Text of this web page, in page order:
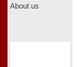
About us